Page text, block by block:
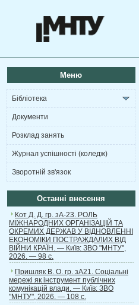
Меню
Бібліотека
Документи
Розклад занять
Журнал успішності (коледж)
Зворотній зв'язок
Останні внесення
Кот Д. Д. гр. зА-23. РОЛЬ
МІЖНАРОДНИХ ОРГАНІЗАЦІЙ ТА
ОКРЕМИХ ДЕРЖАВ У ВІДНОВЛЕННІ
ЕКОНОМІКИ ПОСТРАЖДАЛИХ ВІД
ВІЙНИ КРАЇН. — Київ: ЗВО "МНТУ",
2026. — 98 с.
Пришляк В. О. гр. зА21. Соціальні
мережі як інструмент публічних
комунікацій влади. — Київ: ЗВО
"МНТУ", 2026. — 108 с.